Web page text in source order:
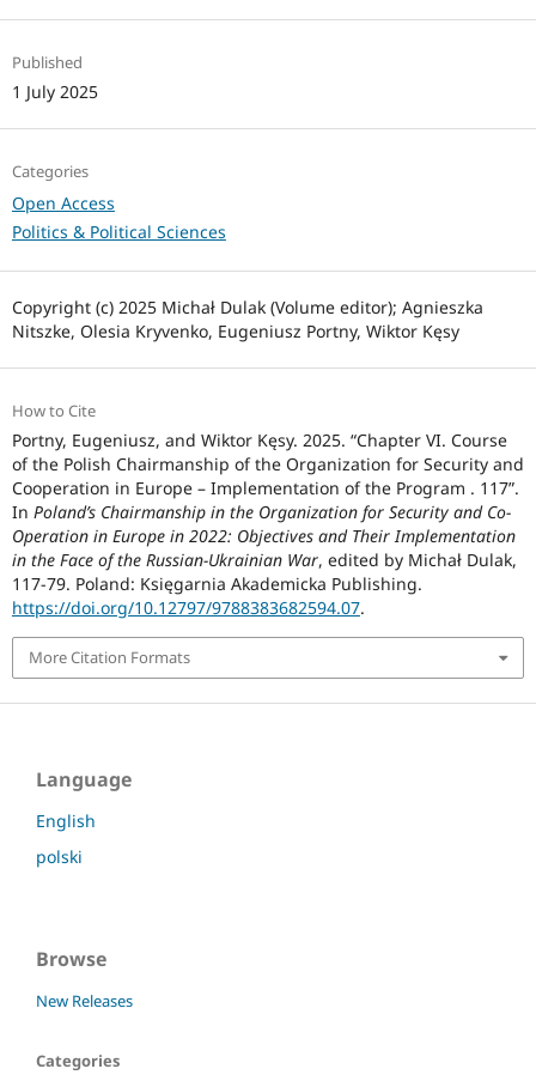
Published
1 July 2025
Categories
Open Access
Politics & Political Sciences
Copyright (c) 2025 Michał Dulak (Volume editor); Agnieszka
Nitszke, Olesia Kryvenko, Eugeniusz Portny, Wiktor Kęsy
How to Cite
Portny, Eugeniusz, and Wiktor Kęsy. 2025. “Chapter VI. Course
of the Polish Chairmanship of the Organization for Security and
Cooperation in Europe – Implementation of the Program . 117”.
In Poland’s Chairmanship in the Organization for Security and Co-
Operation in Europe in 2022: Objectives and Their Implementation
in the Face of the Russian-Ukrainian War, edited by Michał Dulak,
117-79. Poland: Księgarnia Akademicka Publishing.
https://doi.org/10.12797/9788383682594.07.
More Citation Formats
Language
English
polski
Browse
New Releases
Categories